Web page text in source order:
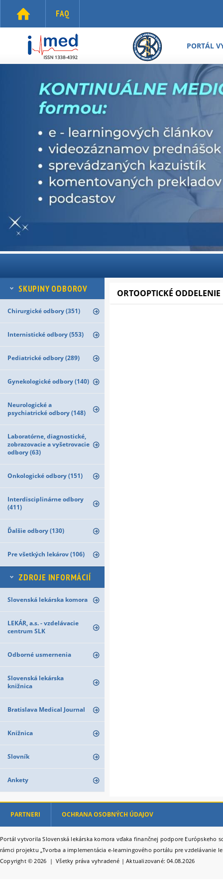
FAQ
PORTÁL
SKUPINY ODBOROV
Chirurgické odbory (351)
Internistické odbory (553)
Pediatrické odbory (289)
Gynekologické odbory (140)
Neurologické a
psychiatrické odbory (148)
Laboratórne, diagnostické,
zobrazovacie a vyšetrovacie
odbory (63)
Onkologické odbory (151)
Interdisciplinárne odbory
(411)
Ďalšie odbory (130)
Pre všetkých lekárov (106)
ZDROJE INFORMÁCIÍ
Slovenská lekárska komora
LEKÁR, a.s. - vzdelávacie
centrum SLK
Odborné usmernenia
Slovenská lekárska
knižnica
Bratislava Medical Journal
Knižnica
Slovník
Ankety
ORTOOPTICKÉ ODDELENIE
PARTNERI OCHRANA OSOBNÝCH ÚDAJOV
Portál vytvorila Slovenská lekárska komora vďaka finančnej podpore Európskeho
rámci projektu „Tvorba a implementácia e-learningového portálu pre vzdelávanie
Copyright © 2026 | Všetky práva vyhradené | Aktualizované: 04.08.2026